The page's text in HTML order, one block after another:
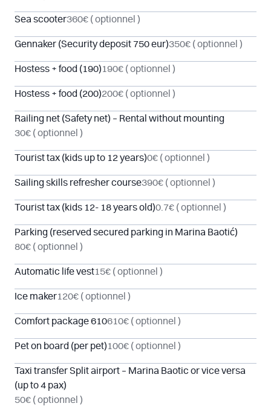
Sea scooter360€ ( optionnel )
Gennaker (Security deposit 750 eur)350€ ( optionnel )
Hostess + food (190)190€ ( optionnel )
Hostess + food (200)200€ ( optionnel )
Railing net (Safety net) – Rental without mounting
30€ ( optionnel )
Tourist tax (kids up to 12 years)0€ ( optionnel )
Sailing skills refresher course390€ ( optionnel )
Tourist tax (kids 12- 18 years old)0.7€ ( optionnel )
Parking (reserved secured parking in Marina Baotić)
80€ ( optionnel )
Automatic life vest15€ ( optionnel )
Ice maker120€ ( optionnel )
Comfort package 610610€ ( optionnel )
Pet on board (per pet)100€ ( optionnel )
Taxi transfer Split airport – Marina Baotic or vice versa
(up to 4 pax)
50€ ( optionnel )